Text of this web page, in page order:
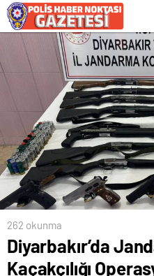
Geçirildi
262 okunma
Diyarbakır’da
Kaçakçılığı
Esrar Ele Geçirildi
Kaçak Ürün Ele Geçirildi